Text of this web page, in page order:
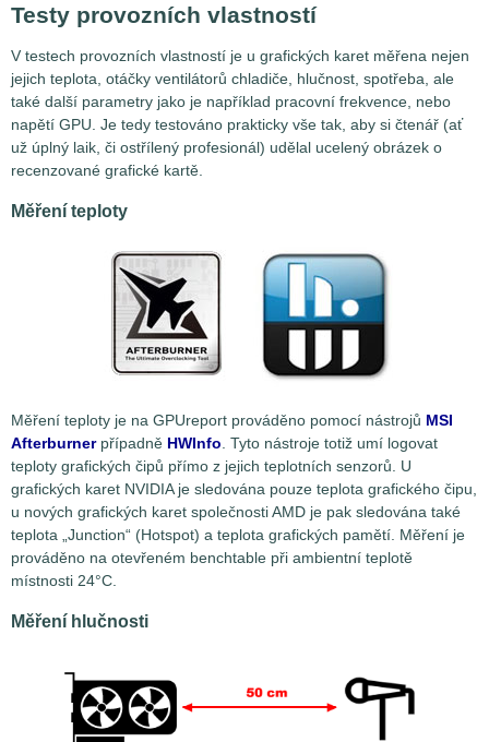
Testy provozních vlastností
V testech provozních vlastností je u grafických karet měřena nejen
jejich teplota, otáčky ventilátorů chladiče, hlučnost, spotřeba, ale
také další parametry jako je například pracovní frekvence, nebo
napětí GPU. Je tedy testováno prakticky vše tak, aby si čtenář (ať
už úplný laik, či ostřílený profesionál) udělal ucelený obrázek o
recenzované grafické kartě.
Měření teploty
Měření teploty je na GPUreport prováděno pomocí nástrojů MSI
Afterburnerpřípadně HWInfo . Tyto nástroje totiž umí logovat
teploty grafických čipů přímo z jejich teplotních senzorů. U
grafických karet NVIDIA je sledována pouze teplota grafického čipu,
u nových grafických karet společnosti AMD je pak sledována také
teplota „Junction“ (Hotspot) a teplota grafických pamětí. Měření je
prováděno na otevřeném benchtable při ambientní teplotě
místnosti 24°C.
Měření hlučnosti